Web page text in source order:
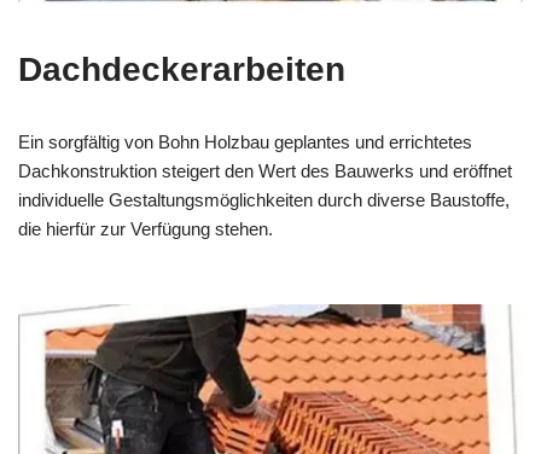
Dachdeckerarbeiten
Ein sorgfältig von Bohn Holzbau geplantes und errichtetes
Dachkonstruktion steigert den Wert des Bauwerks und eröffnet
individuelle Gestaltungsmöglichkeiten durch diverse Baustoffe,
die hierfür zur Verfügung stehen.